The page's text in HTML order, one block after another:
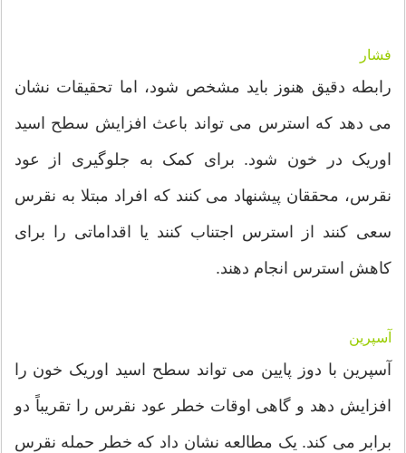
فشار
رابطه دقیق هنوز باید مشخص شود، اما تحقیقات نشان
می دهد که استرس می تواند باعث افزایش سطح اسید
اوریک در خون شود. برای کمک به جلوگیری از عود
نقرس، محققان پیشنهاد می کنند که افراد مبتلا به نقرس
سعی کنند از استرس اجتناب کنند یا اقداماتی را برای
کاهش استرس انجام دهند.
آسپرین
آسپرین با دوز پایین می تواند سطح اسید اوریک خون را
افزایش دهد و گاهی اوقات خطر عود نقرس را تقریباً دو
برابر می کند. یک مطالعه نشان داد که خطر حمله نقرس